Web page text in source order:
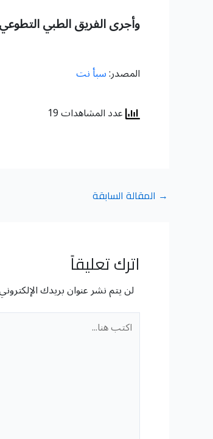
وأجرى الفريق الطبي التطوعي التابع للمركز حتى
المصدر:سبأ نت
عدد المشاهدات 19
→ المقالة السابقة
اترك تعليقاً
لن يتم نشر عنوان بريدك
اكتب
هنا...